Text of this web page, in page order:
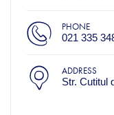
PHONE
021 335
ADDRESS
Str. Cutitul